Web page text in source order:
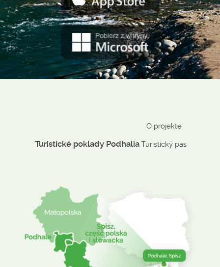
Turistické poklady Podhalia
O projekte
Turistický pas